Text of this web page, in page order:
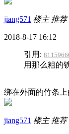
jiang571 楼主 推荐
2018-8-17 16:12
引用:
用那么粗的
绑在外面的竹条
jiang571 楼主 推荐